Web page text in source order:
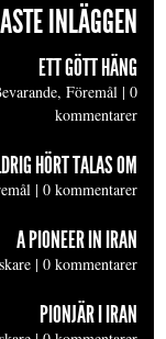
INLÄGGEN
ETT GÖTT HÄNG
Föremål |0
kommentarer
HÖRT TALAS OM
|0 kommentarer
A PIONEER IN IRAN
|0 kommentarer
PIONJÄR I IRAN